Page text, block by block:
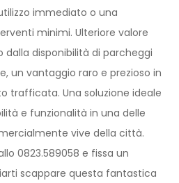
immediato o una
minimi. Ulteriore valore
disponibilità di parcheggi
un vantaggio raro e prezioso in
trafficata. Una soluzione ideale
e funzionalità in una delle
vive della città.
0823.589058 e fissa un
scappare questa fantastica